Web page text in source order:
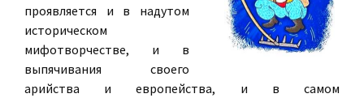
проявляется и в надутом
историческом
мифотворчестве, и в
выпячивания своего
арийства и европейства, и в самом